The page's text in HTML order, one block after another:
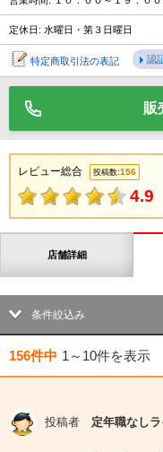
定休日: 水曜日・第３日曜日
特定商取引法の表記 認
販
レビュー総合 投稿数:156
4.9
店舗詳細
条件絞込み
156件中 1～10件を表示
投稿者 定年職なし